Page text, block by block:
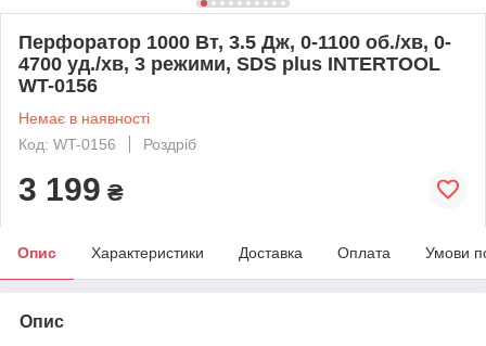
Перфоратор 1000 Вт, 3.5 Дж, 0-1100 об./хв, 0-
4700 уд./хв, 3 режими, SDS plus INTERTOOL
WT-0156
Немає в наявності
Код: WT-0156
Роздріб
3 199 ₴
Опис Характеристики Доставка Оплата Умови
Опис